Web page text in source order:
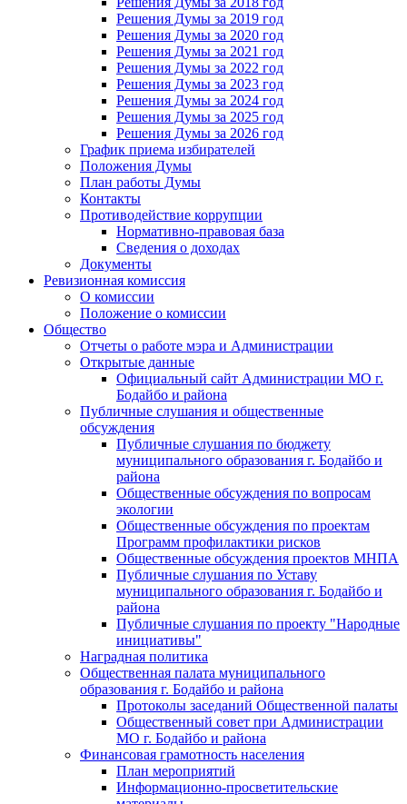
Решения Думы за 2019 год
Решения Думы за 2020 год
Решения Думы за 2021 год
Решения Думы за 2022 год
Решения Думы за 2023 год
Решения Думы за 2024 год
Решения Думы за 2025 год
Решения Думы за 2026 год
График приема избирателей
Положения Думы
План работы Думы
Контакты
Противодействие коррупции
Нормативно-правовая база
Сведения о доходах
Документы
Ревизионная комиссия
О комиссии
Положение о комиссии
Общество
Отчеты о работе мэра и Администрации
Открытые данные
Официальный сайт Администрации МО г.
Бодайбо и района
Публичные слушания и общественные
обсуждения
Публичные слушания по бюджету
муниципального образования г. Бодайбо и
района
Общественные обсуждения по вопросам
экологии
Общественные обсуждения по проектам
Программ профилактики рисков
Общественные обсуждения проектов МНПА
Публичные слушания по Уставу
муниципального образования г. Бодайбо и
района
Публичные слушания по проекту "Народные
инициативы"
Наградная политика
Общественная палата муниципального
образования г. Бодайбо и района
Протоколы заседаний Общественной палаты
Общественный совет при Администрации
МО г. Бодайбо и района
Финансовая грамотность населения
План мероприятий
Информационно-просветительские